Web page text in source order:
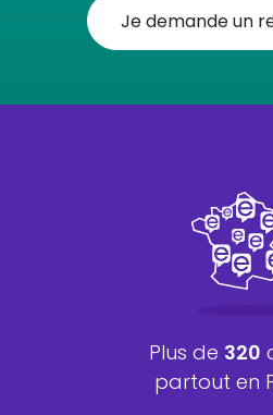
Je demande un
Plus de 320
partout en